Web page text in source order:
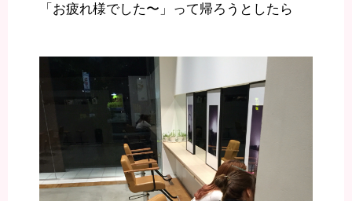
「お疲れ様でした〜」って帰ろうとしたら